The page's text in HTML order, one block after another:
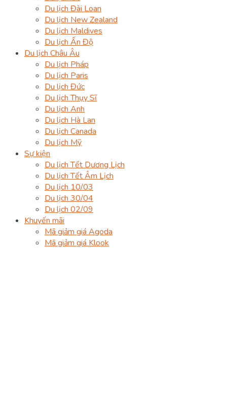
Du lịch Đài Loan
Du lịch New Zealand
Du lịch Maldives
Du lịch Ấn Độ
Du lịch Châu Âu
Du lịch Pháp
Du lịch Paris
Du lịch Đức
Du lịch Thụy Sĩ
Du lịch Anh
Du lịch Hà Lan
Du lịch Canada
Du lịch Mỹ
Sự kiện
Du lịch Tết Dương Lịch
Du lịch Tết Âm Lịch
Du lịch 10/03
Du lịch 30/04
Du lịch 02/09
Khuyến mãi
Mã giảm giá Agoda
Mã giảm giá Klook